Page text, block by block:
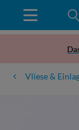
Vliese &